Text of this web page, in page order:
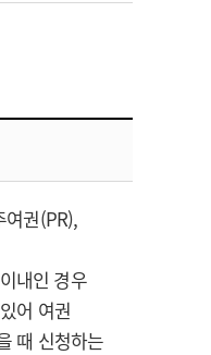
권(PR),
내인 경우
어 여권
때 신청하는